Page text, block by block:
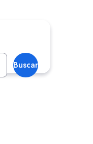
Buscar